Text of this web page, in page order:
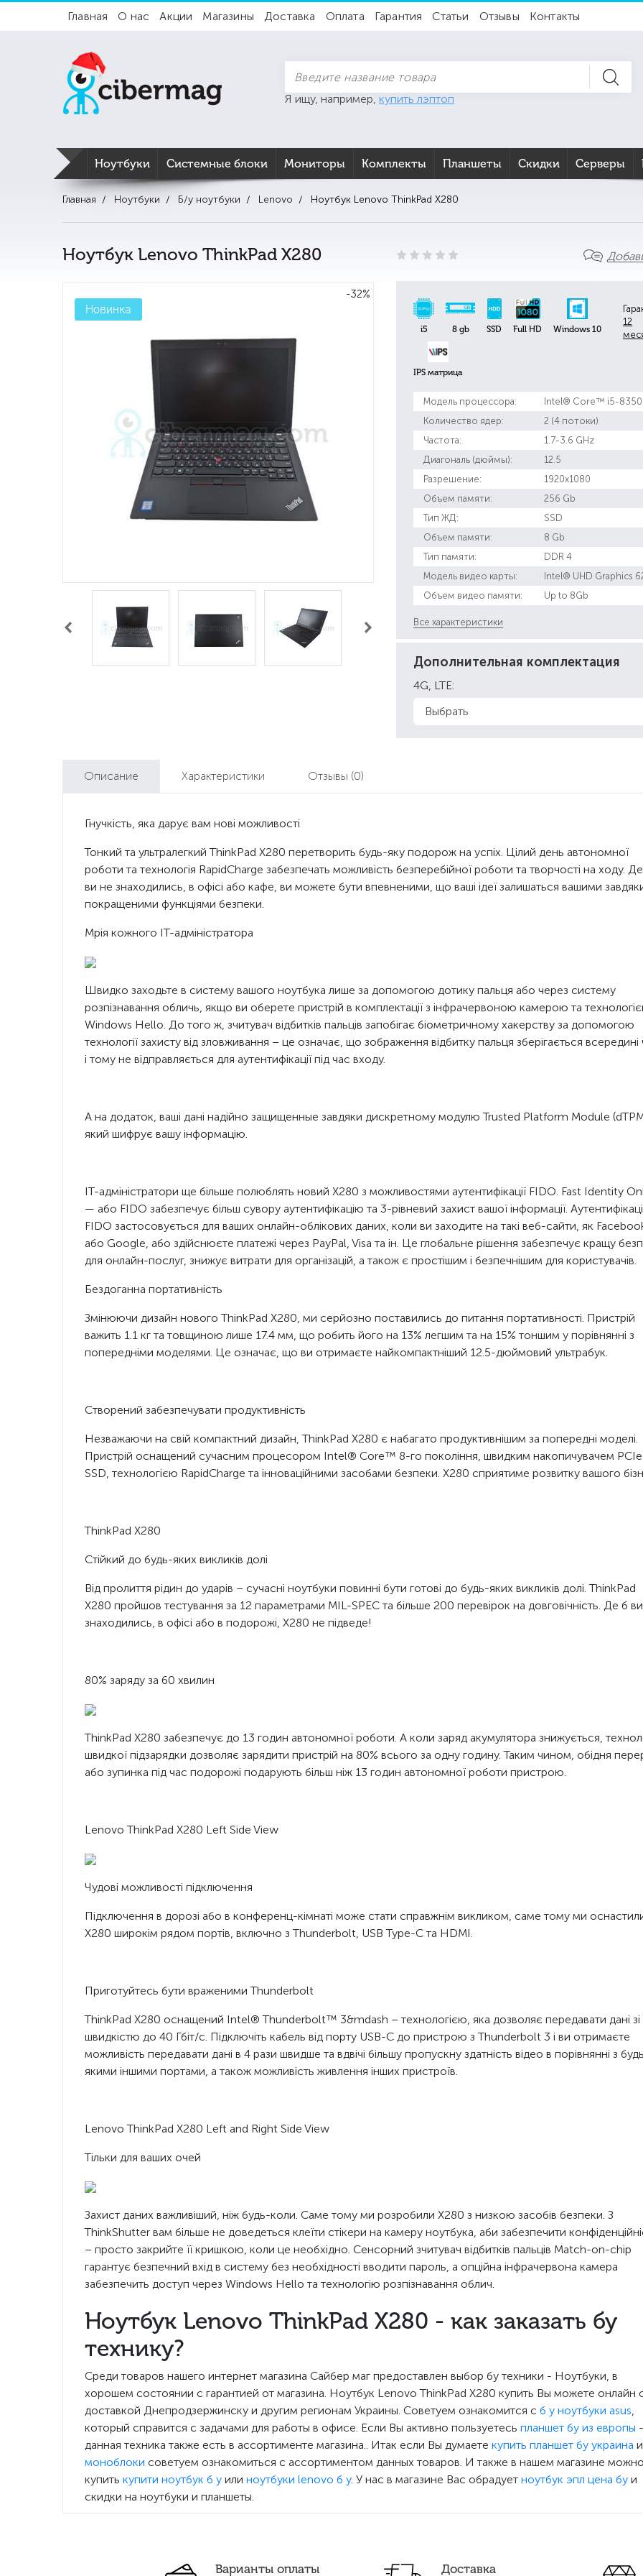
Главная О нас Акции Магазины Доставка Оплата Гарантия Статьи Отзывы Контакты
Я ищу, например, купить лэптоп
Ноутбуки Системные блоки Мониторы Комплекты Планшеты Скидки Серверы
Главная Ноутбуки Б/у ноутбуки Lenovo Ноутбук Lenovo ThinkPad X280
Ноутбук Lenovo ThinkPad X280
-32%
Новинка
i5 8 gb SSD Full HD Windows 10
IPS матрица
12
Модель процессора:
Intel® Core™ i5-
Количество ядер:
2 (4 потоки)
Частота:
1.7-3.6 GHz
Диагональ (дюймы):
12.5
Разрешение:
1920x1080
Объем памяти:
256 Gb
Тип ЖД:
SSD
Объем памяти:
8 Gb
Тип памяти:
DDR 4
Модель видео карты:
Intel® UHD Graphics
Объем видео памяти:
Up to 8Gb
Все характеристики
Дополнительная комплектация
4G, LTE:
Описание Характеристики Отзывы (0)
Гнучкість, яка дарує вам нові можливості
Тонкий та ультралегкий ThinkPad X280 перетворить будь-яку подорож на успіх. Цілий день автономної
роботи та технологія RapidCharge забезпечать можливість безперебійної роботи та творчості на ходу.
ви не знаходились, в офісі або кафе, ви можете бути впевненими, що ваші ідеї залишаться вашими
покращеними функціями безпеки.
Мрія кожного ІТ-адміністратора
Швидко заходьте в систему вашого ноутбука лише за допомогою дотику пальця або через систему
розпізнавання обличь, якщо ви оберете пристрій в комплектації з інфрачервоною камерою та
Windows Hello. До того ж, зчитувач відбитків пальців запобігає біометричному хакерству за допомогою
технології захисту від зловживання – це означає, що зображення відбитку пальця зберігається всередині
і тому не відправляється для аутентифікації під час входу.
А на додаток, ваші дані надійно защищенные завдяки дискретному модулю Trusted Platform Module
який шифрує вашу інформацію.
ІТ-адміністратори ще більше полюблять новий X280 з можливостями аутентифікації FIDO. Fast Identity
— або FIDO забезпечує більш сувору аутентифікацію та 3-рівневий захист вашої інформації.
FIDO застосовується для ваших онлайн-облікових даних, коли ви заходите на такі веб-сайти, як
або Google, або здійснюєте платежі через PayPal, Visa та ін. Це глобальне рішення забезпечує кращу
для онлайн-послуг, знижує витрати для організацій, а також є простішим і безпечнішим для користувачів.
Бездоганна портативність
Змінюючи дизайн нового ThinkPad X280, ми серйозно поставились до питання портативності. Пристрій
важить 1.1 кг та товщиною лише 17.4 мм, що робить його на 13% легшим та на 15% тоншим у порівнянні з
попередніми моделями. Це означає, що ви отримаєте найкомпактніший 12.5-дюймовий ультрабук.
Створений забезпечувати продуктивність
Незважаючи на свій компактний дизайн, ThinkPad X280 є набагато продуктивнішим за попередні моделі.
Пристрій оснащений сучасним процесором Intel® Core™ 8-го покоління, швидким накопичувачем PCIe
SSD, технологією RapidCharge та інноваційними засобами безпеки. X280 сприятиме розвитку вашого
ThinkPad X280
Стійкий до будь-яких викликів долі
Від пролиття рідин до ударів – сучасні ноутбуки повинні бути готові до будь-яких викликів долі. ThinkPad
X280 пройшов тестування за 12 параметрами MIL-SPEC та більше 200 перевірок на довговічність. Де б
знаходились, в офісі або в подорожі, X280 не підведе!
80% заряду за 60 хвилин
ThinkPad X280 забезпечує до 13 годин автономної роботи. А коли заряд акумулятора знижується,
швидкої підзарядки дозволяє зарядити пристрій на 80% всього за одну годину. Таким чином, обідня
або зупинка під час подорожі подарують більш ніж 13 годин автономної роботи пристрою.
Lenovo ThinkPad X280 Left Side View
Чудові можливості підключення
Підключення в дорозі або в конференц-кімнаті може стати справжнім викликом, саме тому ми
X280 широкім рядом портів, включно з Thunderbolt, USB Type-C та HDMI.
Приготуйтесь бути враженими Thunderbolt
ThinkPad X280 оснащений Intel® Thunderbolt™ 3&mdash – технологією, яка дозволяє передавати дані зі
швидкістю до 40 Гбіт/с. Підключіть кабель від порту USB-C до пристрою з Thunderbolt 3 і ви отримаєте
можливість передавати дані в 4 рази швидше та вдвічі більшу пропускну здатність відео в порівнянні з
якими іншими портами, а також можливість живлення інших пристроїв.
Lenovo ThinkPad X280 Left and Right Side View
Тільки для ваших очей
Захист даних важливіший, ніж будь-коли. Саме тому ми розробили X280 з низкою засобів безпеки. З
ThinkShutter вам більше не доведеться клеїти стікери на камеру ноутбука, аби забезпечити
– просто закрийте її кришкою, коли це необхідно. Сенсорний зчитувач відбитків пальців Match-on-chip
гарантує безпечний вхід в систему без необхідності вводити пароль, а опційна інфрачервона камера
забезпечить доступ через Windows Hello та технологію розпізнавання облич.
Ноутбук Lenovo ThinkPad X280 - как заказать бу
технику?
Среди товаров нашего интернет магазина Сайбер маг предоставлен выбор бу техники - Ноутбуки, в
хорошем состоянии с гарантией от магазина. Ноутбук Lenovo ThinkPad X280 купить Вы можете онлайн
доставкой Днепродзержинску и другим регионам Украины. Советуем ознакомится с б у ноутбуки asus,
который справится с задачами для работы в офисе. Если Вы активно пользуетесь планшет бу из европы -
данная техника также есть в ассортименте магазина.. Итак если Вы думаете купить планшет бу украина и
моноблоки советуем ознакомиться с ассортиментом данных товаров. И также в нашем магазине
купить купити ноутбук б у или ноутбуки lenovo б у. У нас в магазине Вас обрадует ноутбук эпл цена бу и
скидки на ноутбуки и планшеты.
Варианты оплаты Доставка